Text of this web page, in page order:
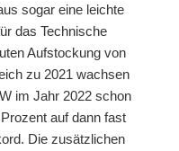
sogar eine leichte
das Technische
Aufstockung von
zu 2021 wachsen
im Jahr 2022 schon
auf dann fast
Die zusätzlichen